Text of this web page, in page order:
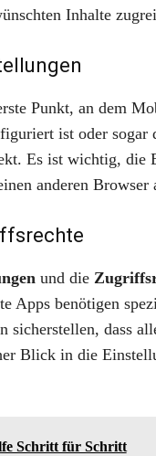
Inhalte
Punkt, an dem
ist oder sogar
Es ist wichtig, die
anderen Browser
und die
Apps benötigen
dass
Blick in die
Schritt für Schritt